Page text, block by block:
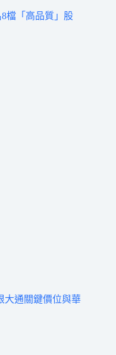
檔「高品質」股
大通關鍵價位與華